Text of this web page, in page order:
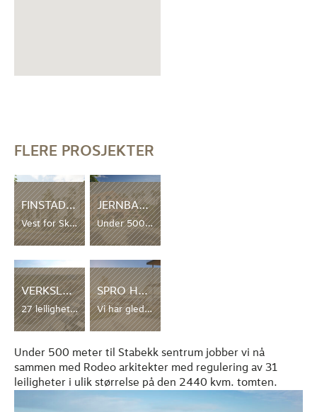
FLERE PROSJEKTER
FINSTAD ALLÈ – SKI
Vest for Ski sentrum finner du Finstad allè. Ett rolig og etablert småhusområde med lite biltrafikk, med alt du trenger daglig, ett steinkast unna. Her skal vi bygge 15 smakfulle rekkehus, i et trygt og godt boligområde. Prosjektet er sluttsolgt!
JERNBANEVEIEN 115 – STABEKK
Under 500 meter til Stabekk sentrum jobber vi nå sammen med Rodeo arkitekter med regulering av 31 leiligheter i ulik størrelse på den 2440 kvm. tomten.
VERKSLUNDEN – MOSS
27 leiligheter på Verket/Moss
SPRO HAVN – FAGERSTRAND
Vi har gleden av å formidle at Bolig & Eiendomsutvikling AS sammen med Hersleth Eiendom AS nå har gått inn på eiersiden i Spro Havn på Nesodden, og trer inn som utvikler av prosjektet videre. Spro Havn omfatter en utbygging av 36 000 kvm. bolig og næring, samt molo og båthavn, og ikke minst en […]
Under 500 meter til Stabekk sentrum jobber vi nå
sammen med Rodeo arkitekter med regulering av 31
leiligheter i ulik størrelse på den 2440 kvm. tomten.